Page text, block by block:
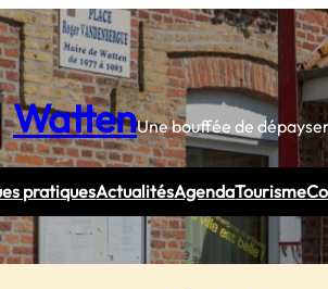
WattenUne bouffée de
pratiquesActualitésAgendaTourisme